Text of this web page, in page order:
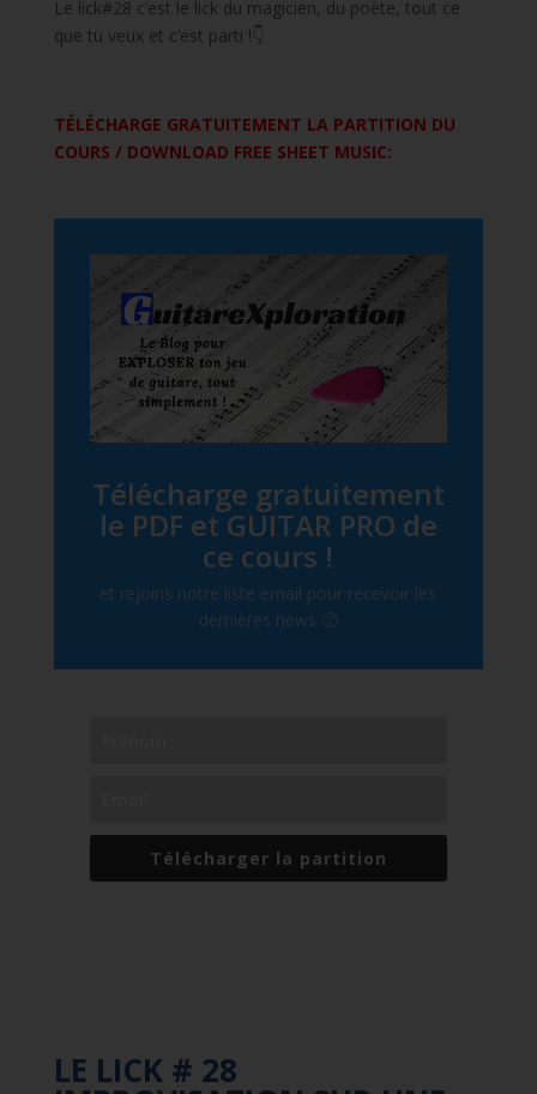
Le lick#28 c’est le lick du magicien, du poète, tout ce
que tu veux et c’est parti !👇
TÉLÉCHARGE GRATUITEMENT LA PARTITION DU
COURS / DOWNLOAD FREE SHEET MUSIC:
Télécharge gratuitement
le PDF et GUITAR PRO de
ce cours !
et rejoins notre liste email pour recevoir les
dernières news 🙂
Télécharger la partition
LE LICK # 28